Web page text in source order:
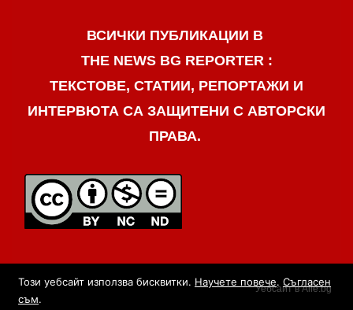
ВСИЧКИ ПУБЛИКАЦИИ В
THE NEWS BG REPORTER :
ТЕКСТОВЕ, СТАТИИ, РЕПОРТАЖИ И
ИНТЕРВЮТА СА ЗАЩИТЕНИ С АВТОРСКИ
ПРАВА.
Уебсайт в Alle.bg
Този уебсайт използва бисквитки. Научете повече. Съгласен
съм.